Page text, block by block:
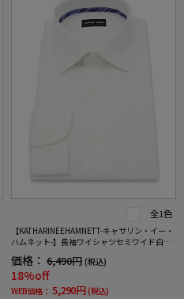
全1色
【KATHARINEEHAMNETT-キャサリン・イー・
ハムネット-】長袖ワイシャツセミワイド白ド
ビー柄リサイクル素材使用通年
価格： 6,490円 (税込)
18%off
WEB価格： 5,290円 (税込)